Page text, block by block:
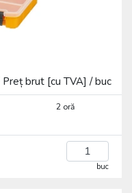
Preț brut [cu TVA] / buc
2 oră
buc